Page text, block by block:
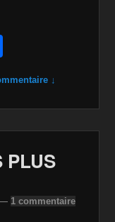
ta
g
er
↓
PLUS
1 commentaire